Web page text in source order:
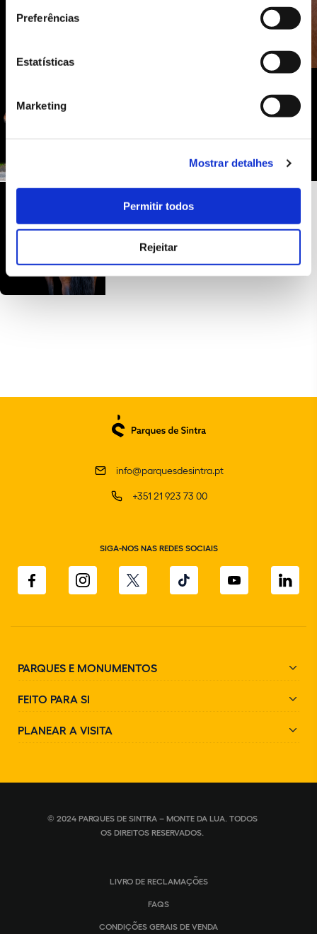
Preferências
Estatísticas
Marketing
Mostrar detalhes
Permitir todos
Rejeitar
info@parquesdesintra.pt
+351 21 923 73 00
SIGA-NOS NAS REDES SOCIAIS
PARQUES E MONUMENTOS
FEITO PARA SI
PLANEAR A VISITA
© 2024 PARQUES DE SINTRA – MONTE DA LUA. TODOS
OS DIREITOS RESERVADOS.
LIVRO DE RECLAMAÇÕES
FAQS
CONDIÇÕES GERAIS DE VENDA